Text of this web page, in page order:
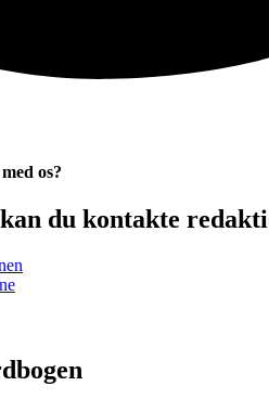
os?
du kontakte